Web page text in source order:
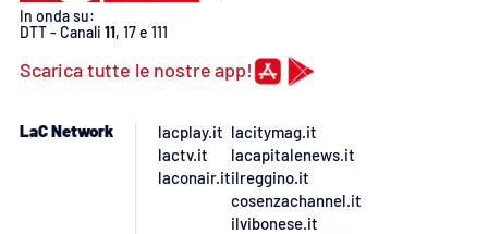
In onda su:
DTT - Canali 11, 17 e 111
Scarica tutte le nostre app!
LaC Network
lacplay.it
lactv.it
laconair.it
lacitymag.it
lacapitalenews.it
ilreggino.it
cosenzachannel.it
ilvibonese.it